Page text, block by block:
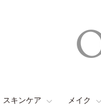
スキンケア メイク